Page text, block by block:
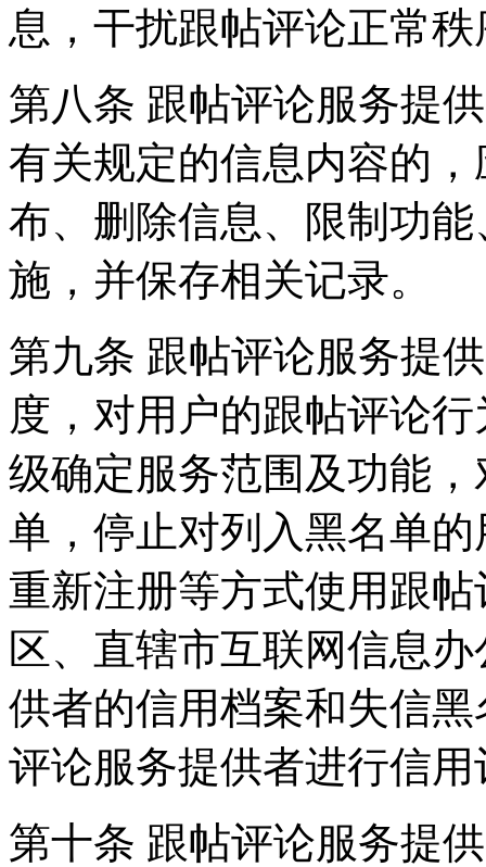
息，干扰跟帖评论正常
第八条 跟帖评论服务提
有关规定的信息内容的
布、删除信息、限制功
施，并保存相关记录。
第九条 跟帖评论服务提
度，对用户的跟帖评论
级确定服务范围及功能
单，停止对列入黑名单
重新注册等方式使用跟
区、直辖市互联网信息
供者的信用档案和失信
评论服务提供者进行信用
第十条 跟帖评论服务提